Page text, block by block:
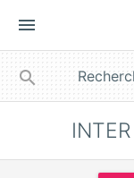
menu
search